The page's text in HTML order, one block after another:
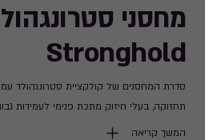
mainמחסני
Stronghold
סדרת המחסנים של קולקציית סטרונגהולד
תחזוקה, בעלי חיזוק מתכת פנימי לעמידות
עיצוב מתקדם מרווח במיוחד, יחד עם חוזק,
המשך קריאה